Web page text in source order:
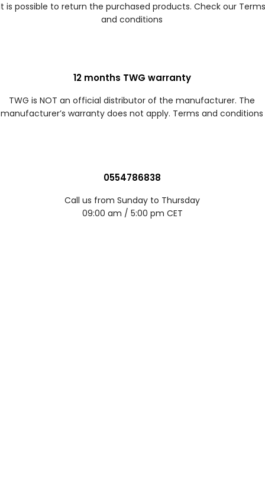
is possible to return the purchased products. Check our Terms
and conditions
12 months TWG warranty
TWG is NOT an official distributor of the manufacturer. The
manufacturer’s warranty does not apply. Terms and conditions
0554786838
Call us from Sunday to Thursday
09:00 am / 5:00 pm CET